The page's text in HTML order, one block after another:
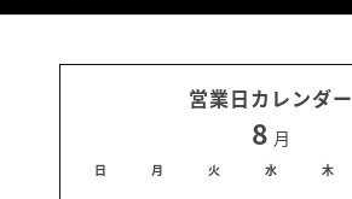
営業日カレンダー
8 月
日 月 火 水 木